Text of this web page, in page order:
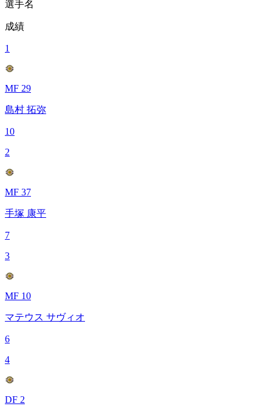
選手名
成績
1
MF 29
島村 拓弥
10
2
MF 37
手塚 康平
7
3
MF 10
マテウス サヴィオ
6
4
DF 2